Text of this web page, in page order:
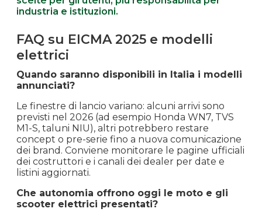
industria e istituzioni.
FAQ su EICMA 2025 e modelli
elettrici
Quando saranno disponibili in Italia i modelli
annunciati?
Le finestre di lancio variano: alcuni arrivi sono
previsti nel 2026 (ad esempio Honda WN7, TVS
M1-S, taluni NIU), altri potrebbero restare
concept o pre-serie fino a nuova comunicazione
dei brand. Conviene monitorare le pagine ufficiali
dei costruttori e i canali dei dealer per date e
listini aggiornati.
Che autonomia offrono oggi le moto e gli
scooter elettrici presentati?